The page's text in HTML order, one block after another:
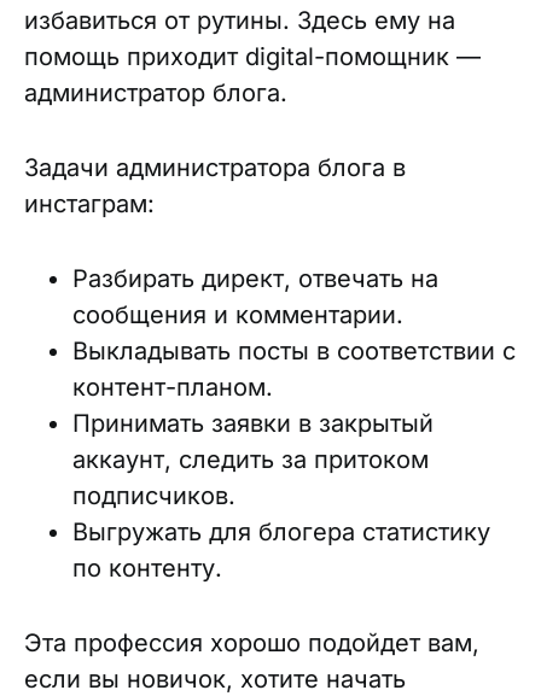
избавиться от рутины. Здесь ему на
помощь приходит digital-помощник —
администратор блога.
Задачи администратора блога в
инстаграм:
Разбирать директ, отвечать на
сообщения и комментарии.
Выкладывать посты в соответствии с
контент-планом.
Принимать заявки в закрытый
аккаунт, следить за притоком
подписчиков.
Выгружать для блогера статистику
по контенту.
Эта профессия хорошо подойдет вам,
если вы новичок, хотите начать